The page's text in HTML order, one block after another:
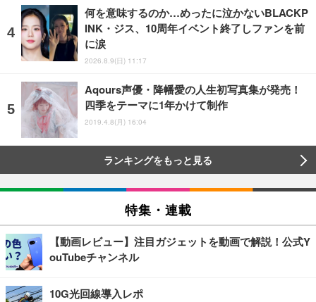
何を意味するのか…めったに泣かないBLACKP
INK・ジス、10周年イベント終了しファンを前
に涙
2026.8.9(日) 11:17
Aqours声優・降幡愛の人生初写真集が発売！
四季をテーマに1年かけて制作
2019.4.8(月) 16:04
ランキングをもっと見る
特集・連載
【動画レビュー】注目ガジェットを動画で解説！公式Y
ouTubeチャンネル
10G光回線導入レポ